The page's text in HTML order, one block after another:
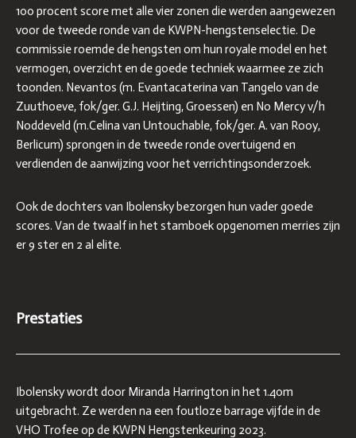
100 procent score met alle vier zonen die werden aangewezen
voor de tweede ronde van de KWPN-hengstenselectie. De
commissie roemde de hengsten om hun royale model en het
vermogen, overzicht en de goede techniek waarmee ze zich
toonden. Nevantos (m. Evantacaterina van Tangelo van de
Zuuthoeve, fok/ger. G.J. Heijting, Groessen) en No Mercy v/h
Noddeveld (m.Celina van Untouchable, fok/ger. A. van Rooy,
Berlicum) sprongen in de tweede ronde overtuigend en
verdienden de aanwijzing voor het verrichtingsonderzoek.
Ook de dochters van Ibolensky bezorgen hun vader goede
scores. Van de twaalf in het stamboek opgenomen merries zijn
er 9 ster en 2 al elite.
Prestaties
Ibolensky wordt door Miranda Harrington in het 1.40m
uitgebracht. Ze werden na een foutloze barrage vijfde in de
VHO Trofee op de KWPN Hengstenkeuring 2023.